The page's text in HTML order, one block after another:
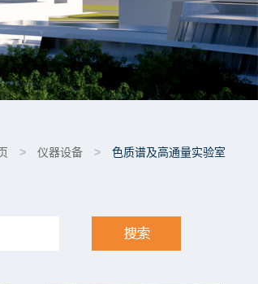
> 仪器设备 > 色质谱及高通量实验室